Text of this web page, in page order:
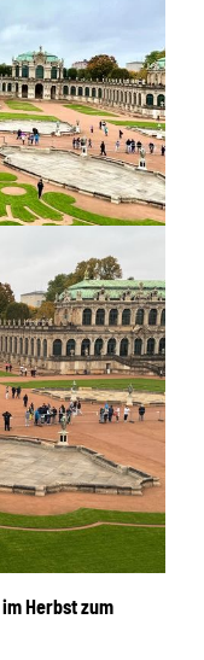
Herbst zum